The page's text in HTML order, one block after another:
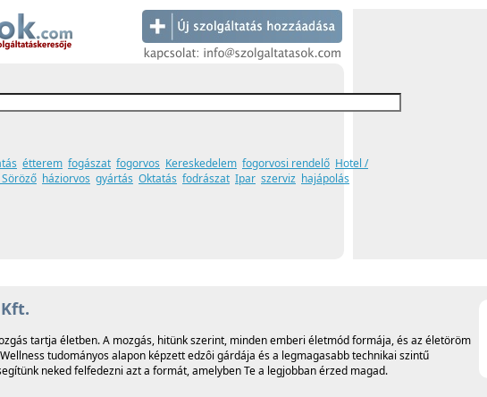
étterem fogászat fogorvos Kereskedelem fogorvosi rendelő Hotel /
háziorvos gyártás Oktatás fodrászat Ipar szerviz hajápolás
tartja életben. A mozgás, hitünk szerint, minden emberi életmód formája, és az életöröm
tudományos alapon képzett edzôi gárdája és a legmagasabb technikai szintű
neked felfedezni azt a formát, amelyben Te a legjobban érzed magad.